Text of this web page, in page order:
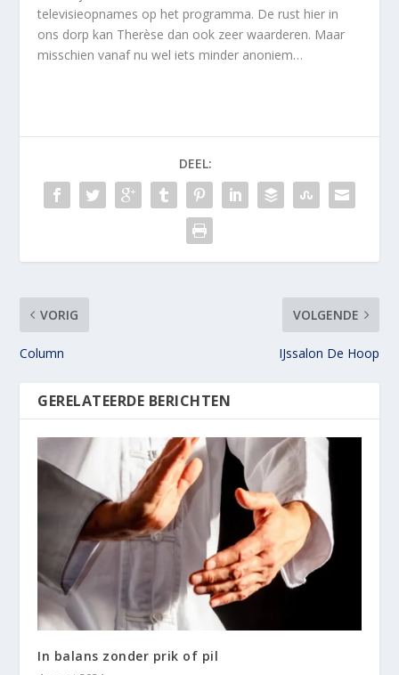
televisieopnames op het programma. De rust hier in
ons dorp kan Therèse dan ook zeer waarderen. Maar
misschien vanaf nu wel iets minder anoniem…
DEEL:
VORIG
Column
VOLGENDE
IJssalon De Hoop
GERELATEERDE BERICHTEN
In balans zonder prik of pil